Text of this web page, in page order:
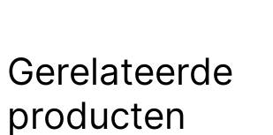
Gerelateerde
producten